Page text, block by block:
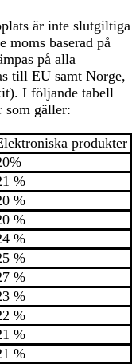
är inte slutgiltiga
moms baserad på
på alla
till EU samt Norge,
I följande tabell
som gäller:
produkter
%
%
%
%
%
%
%
%
%
%